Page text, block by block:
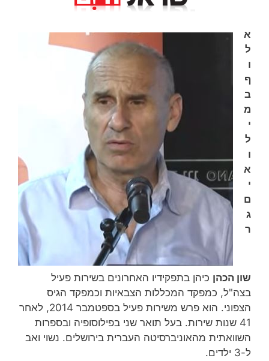
א
ל
ו
ף
ב
מ
י
ל
ו
א
י
ם
ג
ר
שון הכהן כיהן בתפקידיו האחרונים בשירות פעיל
בצה"ל, כמפקד המכללות הצבאיות וכמפקד הגיס
הצפוני. הוא פרש משירות פעיל בספטמבר 2014, לאחר
41 שנות שירות‏. בעל תואר שני בפילוסופיה ובספרות
השוואתית מהאוניברסיטה העברית בירושלים. נשוי ואב
ל-3 ילדים.